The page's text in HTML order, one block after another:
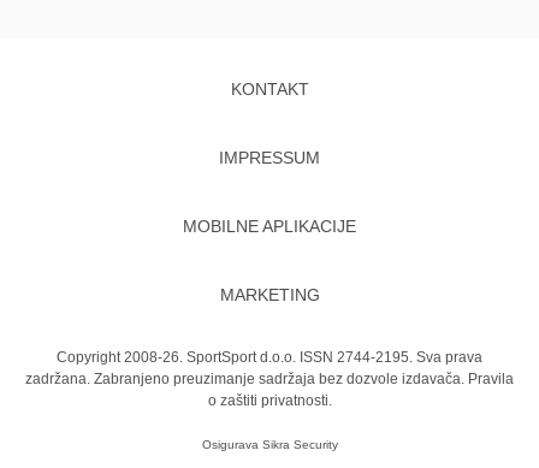
KONTAKT
IMPRESSUM
MOBILNE APLIKACIJE
MARKETING
Copyright 2008-26. SportSport d.o.o. ISSN 2744-2195. Sva prava
zadržana. Zabranjeno preuzimanje sadržaja bez dozvole izdavača. Pravila
o zaštiti privatnosti.
Osigurava Sikra Security